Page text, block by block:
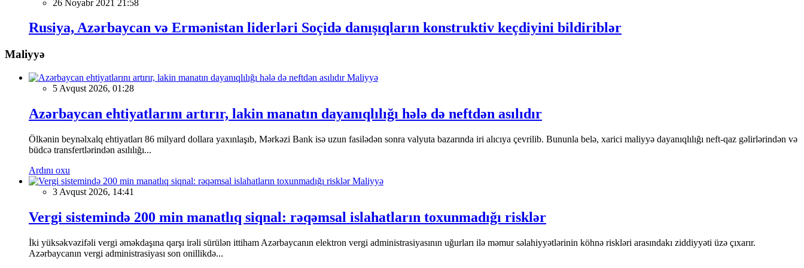
26 Noyabr 2021 21:58
Rusiya, Azərbaycan və Ermənistan liderləri Soçidə danışıqların konstruktiv keçdiyini bildiriblər
Maliyyə
Maliyyə
5 Avqust 2026, 01:28
Azərbaycan ehtiyatlarını artırır, lakin manatın dayanıqlılığı hələ də neftdən asılıdır
Ölkənin beynəlxalq ehtiyatları 86 milyard dollara yaxınlaşıb, Mərkəzi Bank isə uzun fasilədən sonra valyuta bazarında iri alıcıya çevrilib. Bununla belə, xarici maliyyə dayanıqlılığı neft-qaz gəlirlərindən və
büdcə transfertlərindən asılılığı...
Ardını oxu
Maliyyə
3 Avqust 2026, 14:41
Vergi sistemində 200 min manatlıq siqnal: rəqəmsal islahatların toxunmadığı risklər
İki yüksəkvəzifəli vergi əməkdaşına qarşı irəli sürülən ittiham Azərbaycanın elektron vergi administrasiyasının uğurları ilə məmur səlahiyyətlərinin köhnə riskləri arasındakı ziddiyyəti üzə çıxarır.
Azərbaycanın vergi administrasiyası son onillikdə...